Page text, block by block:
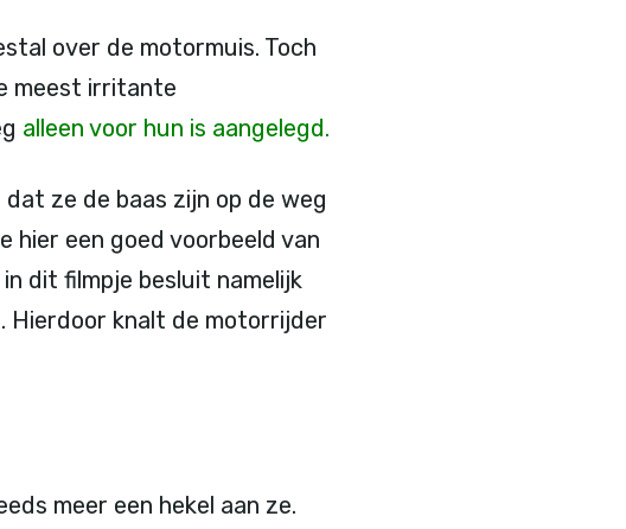
over de motormuis. Toch
meest irritante
alleen voor hun is aangelegd.
ze de baas zijn op de weg
hier een goed voorbeeld van
dit filmpje besluit namelijk
Hierdoor knalt de motorrijder
meer een hekel aan ze.